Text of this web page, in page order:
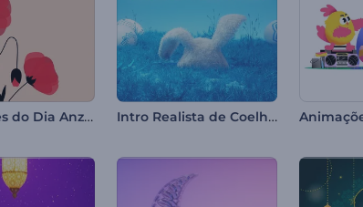
Animações do Dia Anzac Intro Realista de Coelhinho da Páscoa